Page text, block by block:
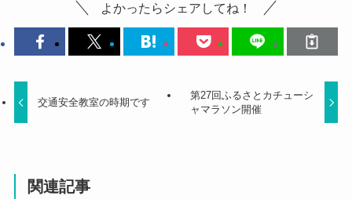
よかったらシェアしてね！
交通安全教室の時期です
第27回ふるさとカチューシ
ャマラソン開催
関連記事